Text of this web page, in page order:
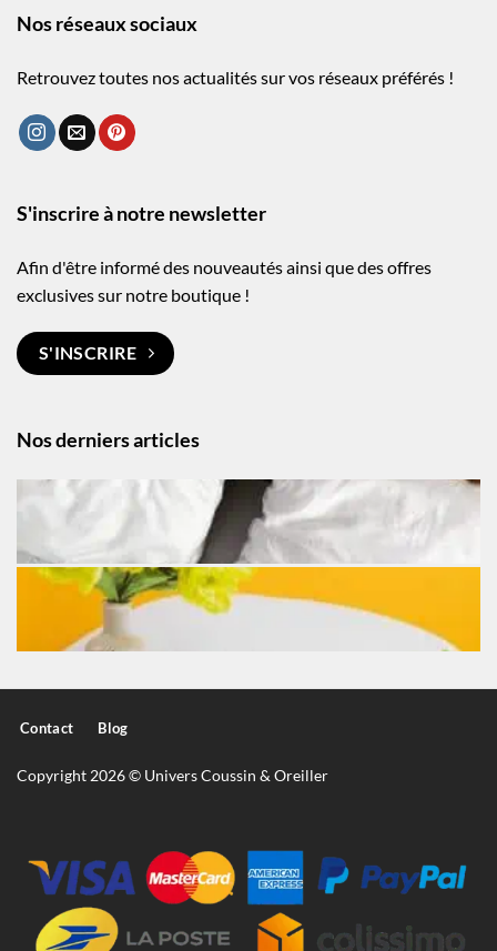
Nos réseaux sociaux
Retrouvez toutes nos actualités sur vos réseaux préférés !
Nos derniers articles
S'inscrire à notre newsletter
Afin d'être informé des nouveautés ainsi que des offres
exclusives sur notre boutique !
S'INSCRIRE
Contact Blog
Copyright 2026 © Univers Coussin & Oreiller